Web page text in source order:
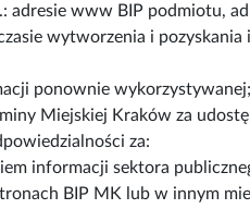
adresie www BIP podmiotu,
wytworzenia i
ponownie wykorzystywanej;
Miejskiej Kraków za
za:
informacji sektora
BIP MK lub w innym